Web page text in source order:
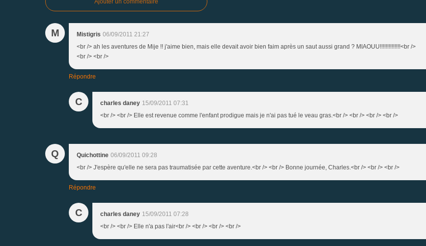
M Mistigris 06/09/2011 21:27
<br /> ah les aventures de Mije !! j'aime bien, mais elle devait avoir bien faim après un saut aussi grand ? MIAOUU!!!!!!!!!!!!!!<br />
<br /> <br />
Répondre
C charles daney 15/09/2011 07:31
<br /> <br /> Elle est revenue comme l'enfant prodigue mais je n'ai pas tué le veau gras.<br /> <br /> <br /> <br />
Q Quichottine 06/09/2011 09:28
<br /> J'espère qu'elle ne sera pas traumatisée par cette aventure.<br /> <br /> Bonne journée, Charles.<br /> <br /> <br />
Répondre
C charles daney 15/09/2011 07:28
<br /> <br /> Elle n'a pas l'air<br /> <br /> <br /> <br />